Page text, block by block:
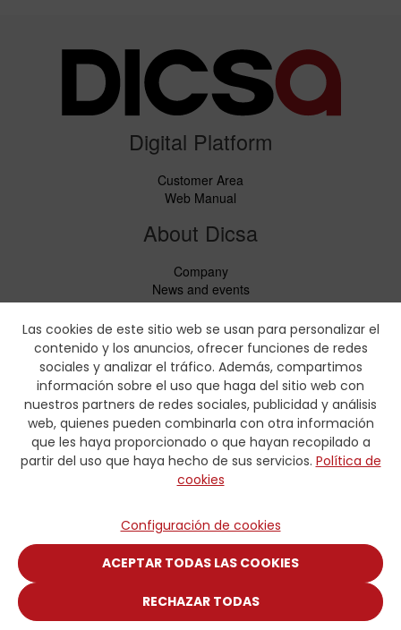
Las cookies de este sitio web se usan para personalizar el
contenido y los anuncios, ofrecer funciones de redes
sociales y analizar el tráfico. Además, compartimos
información sobre el uso que haga del sitio web con
nuestros partners de redes sociales, publicidad y análisis
web, quienes pueden combinarla con otra información
que les haya proporcionado o que hayan recopilado a
partir del uso que haya hecho de sus servicios. Política de
cookies
Configuración de cookies
ACEPTAR TODAS LAS COOKIES
RECHAZAR TODAS
Digital Platform
Customer Area
Web Manual
About Dicsa
Company
News and events
Services
Code of Conduct
Social responsability
CbC Report
Downloads
Price lists and leaflets
Certificates
Crimping charts
Hydraulic Forms
Contact
Contact
© COPYRIGHT 2025 DISTRIBUIDORA INTERNACIONAL CARMEN,